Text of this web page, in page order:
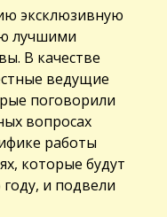
эксклюзивную
лучшими
В качестве
ведущие
поговорили
вопросах
работы
которые будут
и подвели